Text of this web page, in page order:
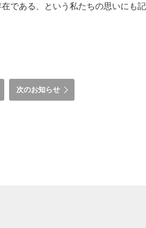
である、という私たちの思いにも
次のお知らせ